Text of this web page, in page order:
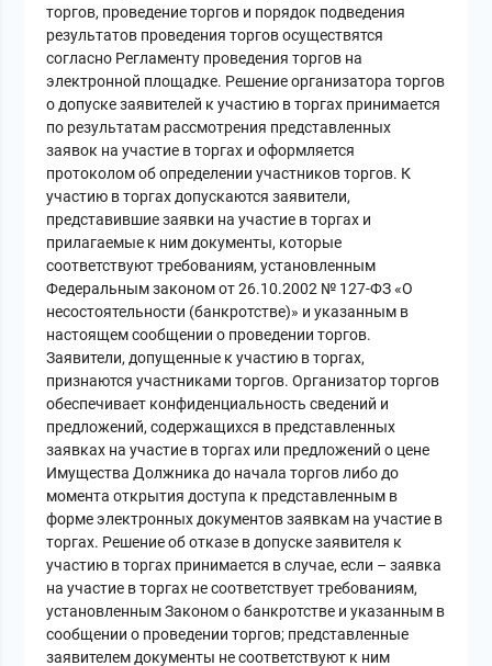
торгов, проведение торгов и порядок подведения
результатов проведения торгов осуществятся
согласно Регламенту проведения торгов на
электронной площадке. Решение организатора торгов
о допуске заявителей к участию в торгах принимается
по результатам рассмотрения представленных
заявок на участие в торгах и оформляется
протоколом об определении участников торгов. К
участию в торгах допускаются заявители,
представившие заявки на участие в торгах и
прилагаемые к ним документы, которые
соответствуют требованиям, установленным
Федеральным законом от 26.10.2002 № 127-ФЗ «О
несостоятельности (банкротстве)» и указанным в
настоящем сообщении о проведении торгов.
Заявители, допущенные к участию в торгах,
признаются участниками торгов. Организатор торгов
обеспечивает конфиденциальность сведений и
предложений, содержащихся в представленных
заявках на участие в торгах или предложений о цене
Имущества Должника до начала торгов либо до
момента открытия доступа к представленным в
форме электронных документов заявкам на участие в
торгах. Решение об отказе в допуске заявителя к
участию в торгах принимается в случае, если – заявка
на участие в торгах не соответствует требованиям,
установленным Законом о банкротстве и указанным в
сообщении о проведении торгов; представленные
заявителем документы не соответствуют к ним